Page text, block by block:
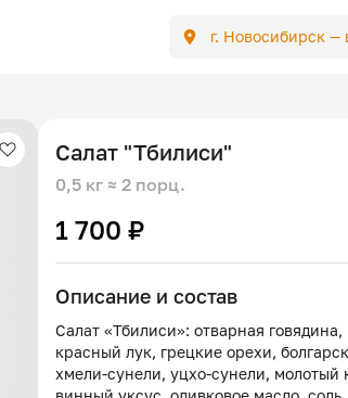
г. Новосибирск —
Салат "Тбилиси"
0,5 кг ≈ 2 порц.
1 700 ₽
Описание и состав
Салат «Тбилиси»: отварная
красный лук, грецкие орехи,
хмели-сунели, уцхо-сунели, молотый